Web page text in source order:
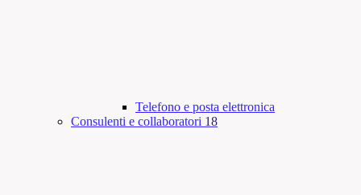
Telefono e posta elettronica
Consulenti e collaboratori 18